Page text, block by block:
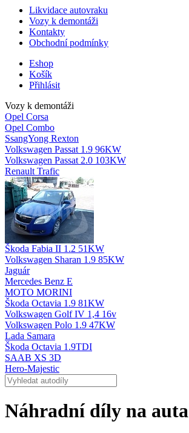
Likvidace autovraku
Vozy k demontáži
Kontakty
Obchodní podmínky
Eshop
Košík
Přihlásit
Vozy k demontáži
Opel Corsa
Opel Combo
SsangYong Rexton
Volkswagen Passat 1.9 96KW
Volkswagen Passat 2.0 103KW
Renault Trafic
Škoda Fabia II 1.2 51KW
Volkswagen Sharan 1.9 85KW
Jaguár
Mercedes Benz E
MOTO MORINI
Škoda Octavia 1.9 81KW
Volkswagen Golf IV 1,4 16v
Volkswagen Polo 1.9 47KW
Lada Samara
Škoda Octavia 1.9TDI
SAAB XS 3D
Hero-Majestic
Náhradní díly na auta